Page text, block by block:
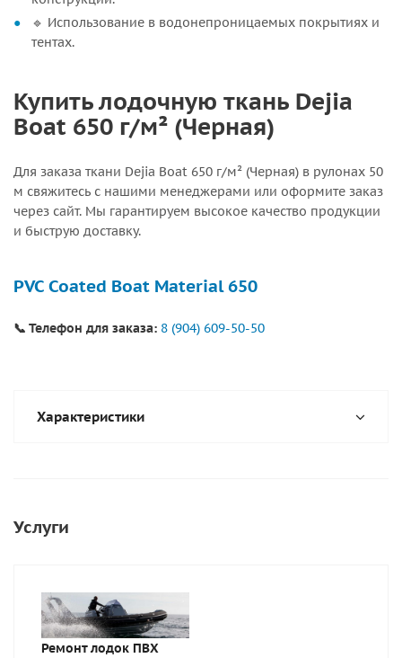
🔹 Использование в водонепроницаемых покрытиях и
тентах.
Купить лодочную ткань Dejia
Boat 650 г/м² (Черная)
Для заказа ткани Dejia Boat 650 г/м² (Черная) в рулонах 50
м свяжитесь с нашими менеджерами или оформите заказ
через сайт. Мы гарантируем высокое качество продукции
и быструю доставку.
PVC Coated Boat Material 650
📞 Телефон для заказа: 8 (904) 609-50-50
Характеристики
Услуги
Ремонт лодок ПВХ